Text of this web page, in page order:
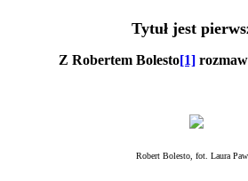
Tytuł jest
Z Robertem Bolesto[1]
Robert Bolesto, fot. Laura